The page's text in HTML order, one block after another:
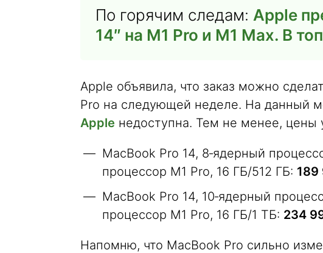
По горячим следам: Apple
14″ на M1 Pro и M1 Max. В
Apple объявила, что заказ можно
Pro на следующей неделе. На данный
Apple недоступна. Тем не менее, цены
MacBook Pro 14, 8‑ядерный
процессор M1 Pro, 16 ГБ/512 ГБ: 189
MacBook Pro 14, 10‑ядерный
процессор M1 Pro, 16 ГБ/1 ТБ: 234
Напомню, что MacBook Pro сильно